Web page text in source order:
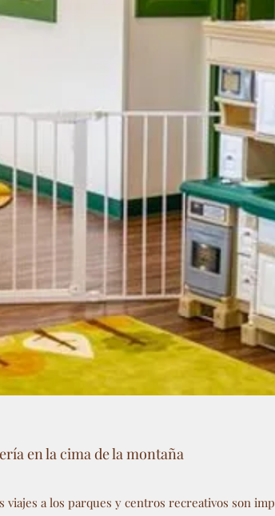
en la cima de la montaña
viajes a los parques y centros recreativos son